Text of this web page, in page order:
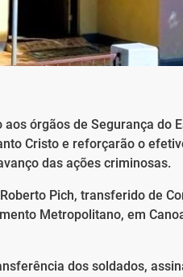
órgãos de Segurança do
Cristo e reforçarão o
das ações criminosas.
Pich, transferido de
Metropolitano, em
dos soldados,